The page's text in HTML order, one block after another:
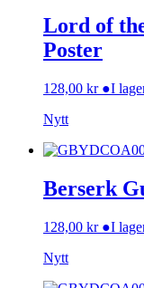
Lord of
Poster
128,00 kr ●I
Nytt
Berserk
128,00 kr ●I
Nytt